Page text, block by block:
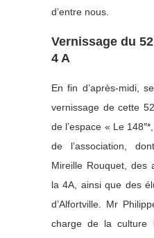
d’entre nous.
Vernissage du
4 A
En fin d’après-midi,
vernissage de cette
de l’espace « Le
de l’association,
Mireille Rouquet, des
la 4A, ainsi que des
d’Alfortville. Mr
charge de la culture